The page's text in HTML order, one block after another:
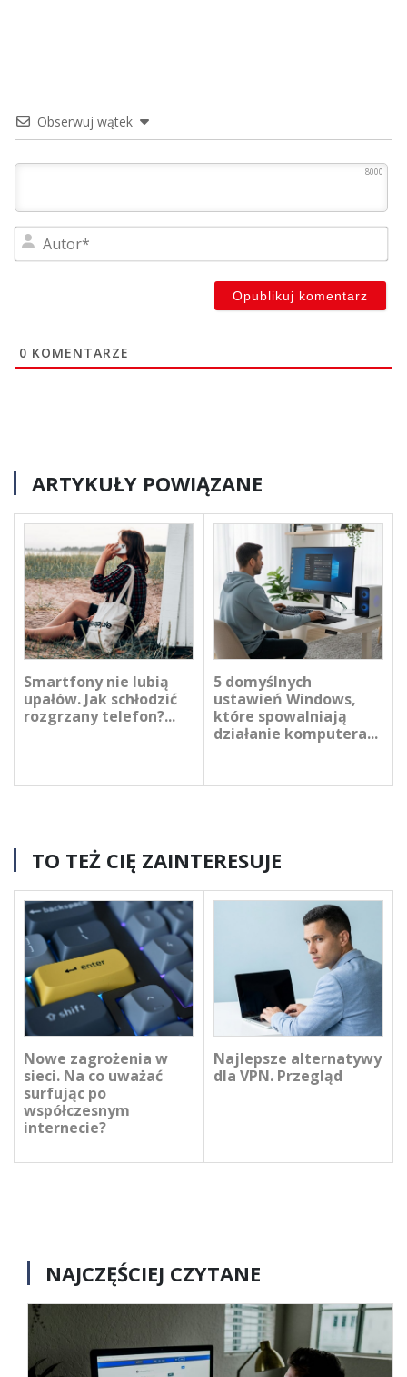
Obserwuj wątek
8000
0 KOMENTARZE
ARTYKUŁY POWIĄZANE
Smartfony nie lubią
upałów. Jak schłodzić
rozgrzany telefon?...
5 domyślnych
ustawień Windows,
które spowalniają
działanie komputera...
TO TEŻ CIĘ ZAINTERESUJE
Nowe zagrożenia w
sieci. Na co uważać
surfując po
współczesnym
internecie?
Najlepsze alternatywy
dla VPN. Przegląd
NAJCZĘŚCIEJ CZYTANE